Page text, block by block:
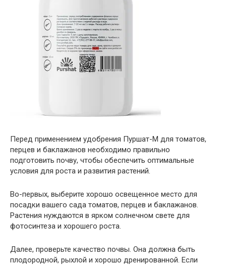
Перед применением удобрения Пуршат-М для томатов,
перцев и баклажанов необходимо правильно
подготовить почву, чтобы обеспечить оптимальные
условия для роста и развития растений.
Во-первых, выберите хорошо освещенное место для
посадки вашего сада томатов, перцев и баклажанов.
Растения нуждаются в ярком солнечном свете для
фотосинтеза и хорошего роста.
Далее, проверьте качество почвы. Она должна быть
плодородной, рыхлой и хорошо дренированной. Если